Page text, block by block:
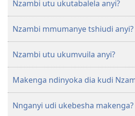
anyi?
Nzambi utu ukutabalela anyi?
Nzambi mmumanye tshiudi anyi?
Nzambi utu ukumvuila anyi?
Makenga ndinyoka dia kudi
Nnganyi udi ukebesha makenga?